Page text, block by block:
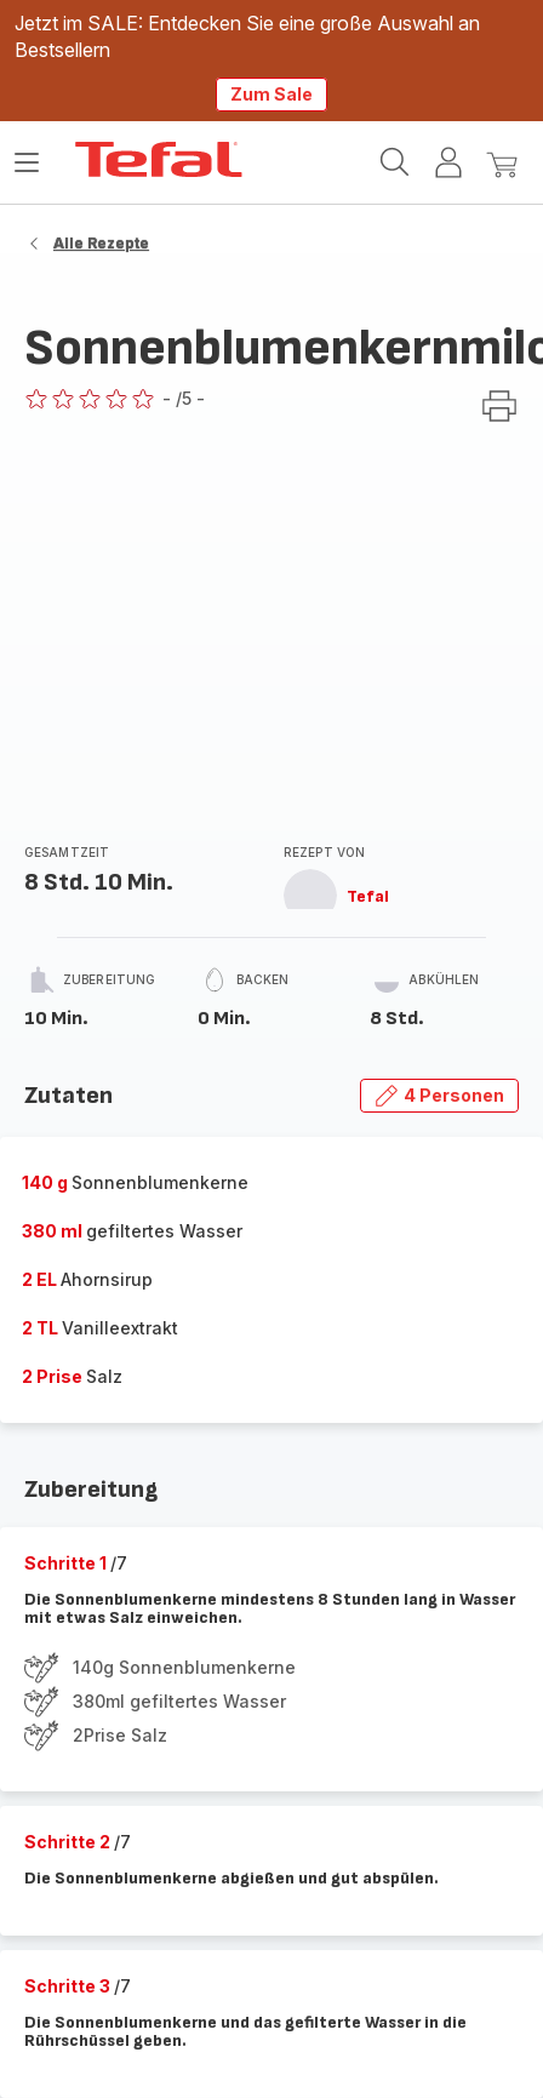
Jetzt im SALE: Entdecken Sie eine große Auswahl an
Bestsellern
Zum Sale
Mein
Mein
Das
Alle Rezepte
- /5 -
GESAMTZEIT
8 Std. 10 Min.
REZEPT VON
Tefal
ZUBEREITUNG
10 Min.
BACKEN
0 Min.
ABKÜHLEN
8 Std.
Zutaten 4 Personen
140 g Sonnenblumenkerne
380 ml gefiltertes Wasser
2 ELAhornsirup
2 TLVanilleextrakt
2 Prise Salz
Zubereitung
Schritte 1 /7
Die Sonnenblumenkerne mindestens 8 Stunden lang in Wasser
mit etwas Salz einweichen.
140g Sonnenblumenkerne
380ml gefiltertes Wasser
2Prise Salz
Schritte 2 /7
Die Sonnenblumenkerne abgießen und gut abspülen.
Schritte 3 /7
Die Sonnenblumenkerne und das gefilterte Wasser in die
Rührschüssel geben.